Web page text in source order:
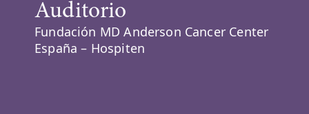
Auditorio
Fundación MD Anderson Cancer Center
España – Hospiten